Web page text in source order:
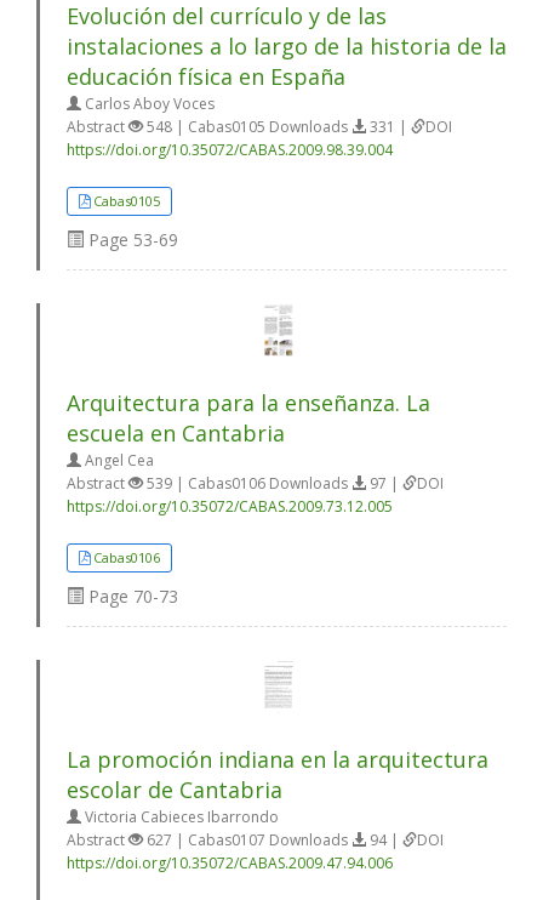
Evolución del currículo y de las
instalaciones a lo largo de la historia de la
educación física en España
Carlos Aboy Voces
Abstract
548 | Cabas0105 Downloads 331 |
DOI
https://doi.org/10.35072/CABAS.2009.98.39.004
Cabas0105
Page 53-69
Arquitectura para la enseñanza. La
escuela en Cantabria
Angel Cea
Abstract
539 | Cabas0106 Downloads 97 |
DOI
https://doi.org/10.35072/CABAS.2009.73.12.005
Cabas0106
Page 70-73
La promoción indiana en la arquitectura
escolar de Cantabria
Victoria Cabieces Ibarrondo
Abstract
627 | Cabas0107 Downloads 94 |
DOI
https://doi.org/10.35072/CABAS.2009.47.94.006